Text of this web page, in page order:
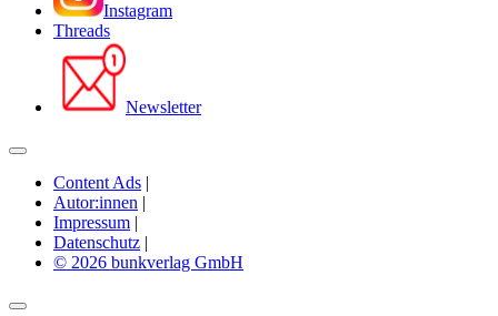
Instagram
Threads
Newsletter
Content Ads |
Autor:innen |
Impressum |
Datenschutz |
© 2026 bunkverlag GmbH